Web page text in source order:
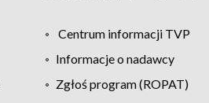
Centrum informacji TVP
Informacje o nadawcy
Zgłoś program (ROPAT)